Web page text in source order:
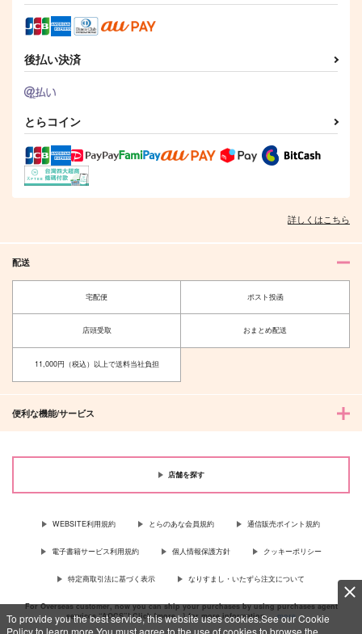
To provide you the best service, this website uses cookies.See our Cookie
Policy to learn more.You must agree to the use of cookies to browse the
作品詳細
後払い決済
とらコイン
詳しくはこちら
配送
宅配便 ポスト投函
店頭受取 おまとめ配送
11,000円（税込）以上で送料当社負担
便利な機能/サービス
店舗を探す
WEBSITE利用規約 とらのあな会員規約 通信販売ポイント規約
電子書籍サービス利用規約 個人情報保護方針 クッキーポリシー
特定商取引法に基づく表示 なりすまし・いたずら注文について
For Overseas customer, now you can ship your purchases by using purchases agent
services “AOCS”! Click {more…} for more information …more